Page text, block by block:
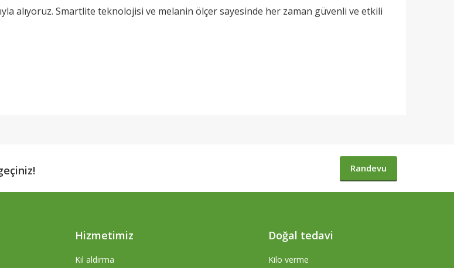
alıyoruz. Smartlite teknolojisi ve melanin ölçer sayesinde her zaman güvenli ve etkili
Randevu
Hizmetimiz
Kıl aldırma
Doğal tedavi
Kilo verme